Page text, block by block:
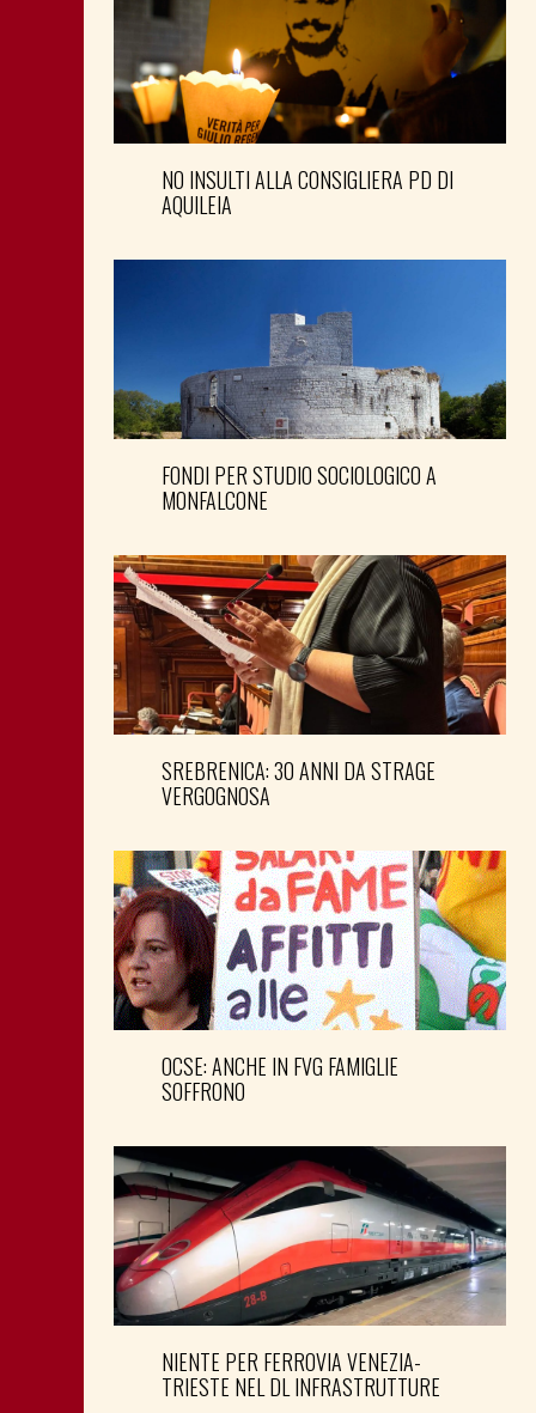
NO INSULTI ALLA CONSIGLIERA PD DI
AQUILEIA
FONDI PER STUDIO SOCIOLOGICO A
MONFALCONE
SREBRENICA: 30 ANNI DA STRAGE
VERGOGNOSA
OCSE: ANCHE IN FVG FAMIGLIE
SOFFRONO
NIENTE PER FERROVIA VENEZIA-
TRIESTE NEL DL INFRASTRUTTURE